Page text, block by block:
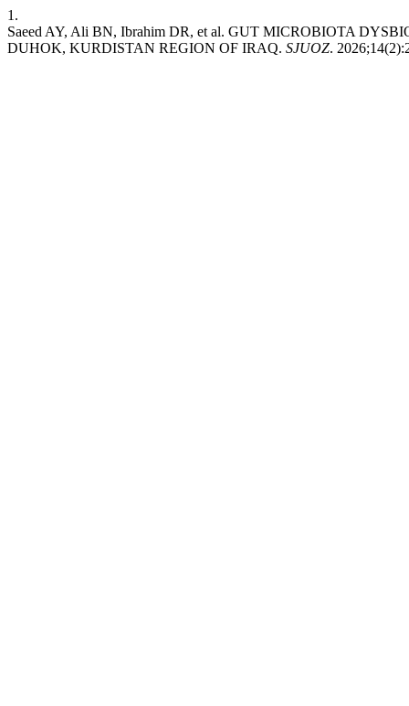
1.
Saeed AY, Ali BN, Ibrahim DR, et al. GUT MICROBIOTA
DUHOK, KURDISTAN REGION OF IRAQ. SJUOZ.